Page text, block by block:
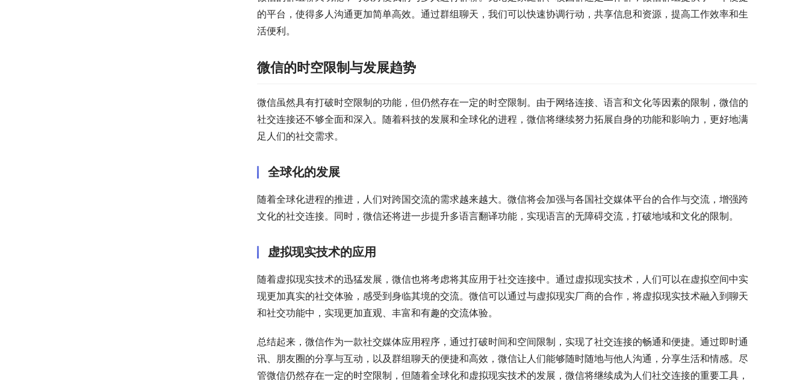
的平台，使得多人沟通更加简单高效。通过群组聊天，我们可以快速协调行动，共享信息和资源，提高工作效率和生
活便利。
微信的时空限制与发展趋势
微信虽然具有打破时空限制的功能，但仍然存在一定的时空限制。由于网络连接、语言和文化等因素的限制，微信的
社交连接还不够全面和深入。随着科技的发展和全球化的进程，微信将继续努力拓展自身的功能和影响力，更好地满
足人们的社交需求。
全球化的发展
随着全球化进程的推进，人们对跨国交流的需求越来越大。微信将会加强与各国社交媒体平台的合作与交流，增强跨
文化的社交连接。同时，微信还将进一步提升多语言翻译功能，实现语言的无障碍交流，打破地域和文化的限制。
虚拟现实技术的应用
随着虚拟现实技术的迅猛发展，微信也将考虑将其应用于社交连接中。通过虚拟现实技术，人们可以在虚拟空间中实
现更加真实的社交体验，感受到身临其境的交流。微信可以通过与虚拟现实厂商的合作，将虚拟现实技术融入到聊天
和社交功能中，实现更加直观、丰富和有趣的交流体验。
总结起来，微信作为一款社交媒体应用程序，通过打破时间和空间限制，实现了社交连接的畅通和便捷。通过即时通
讯、朋友圈的分享与互动，以及群组聊天的便捷和高效，微信让人们能够随时随地与他人沟通，分享生活和情感。尽
管微信仍然存在一定的时空限制，但随着全球化和虚拟现实技术的发展，微信将继续成为人们社交连接的重要工具，